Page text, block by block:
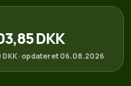
DKK
DKK · opdateret 06.08.2026